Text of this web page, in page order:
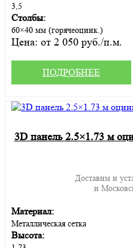
3,5
Столбы:
60×40 мм (горячеоцинк.)
Цена: от 2 050 руб./п.м.
ПОДРОБНЕЕ
3D панель 2.5×1.73 м
Доставим и
и
Материал:
Металлическая сетка
Высота: